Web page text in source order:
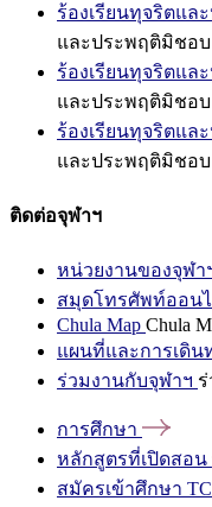
ร้องเรียนทุจริตแล
และประพฤติมิชอบ
ร้องเรียนทุจริตแล
และประพฤติมิชอบ
ร้องเรียนทุจริตแล
และประพฤติมิชอบ
ติดต่อจุฬาฯ
หน่วยงานของจุฬา
สมุดโทรศัพท์ออน
Chula Map Chula
แผนที่และการเดิน
ร่วมงานกับจุฬาฯ
การศึกษา
หลักสูตรที่เปิดสอน
สมัครเข้าศึกษา